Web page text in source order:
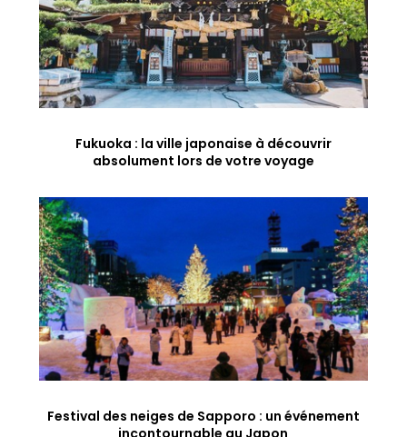
Fukuoka : la ville japonaise à découvrir
absolument lors de votre voyage
Festival des neiges de Sapporo : un événement
incontournable au Japon